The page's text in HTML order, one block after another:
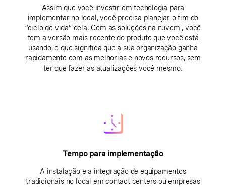
Assim que você investir em tecnologia para
implementar no local, você precisa planejar o fim do
“ciclo de vida” dela. Com as soluções na nuvem , você
tem a versão mais recente do produto que você está
usando, o que significa que a sua organização ganha
rapidamente com as melhorias e novos recursos, sem
ter que fazer as atualizações você mesmo.
Tempo para implementação
A instalação e a integração de equipamentos
tradicionais no local em contact centers ou empresas